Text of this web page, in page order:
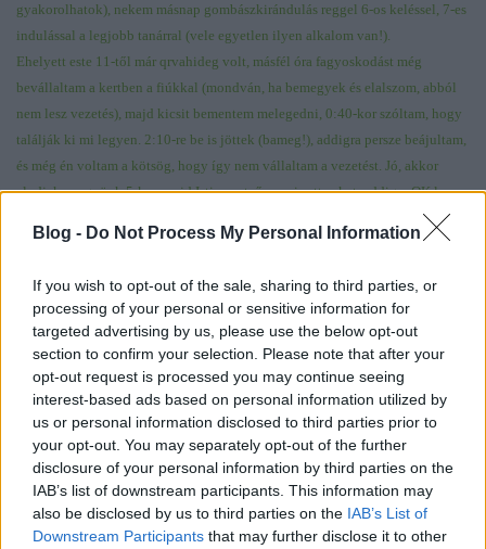
Blog - Do Not Process My Personal Information
If you wish to opt-out of the sale, sharing to third parties, or
processing of your personal or sensitive information for
targeted advertising by us, please use the below opt-out
section to confirm your selection. Please note that after your
opt-out request is processed you may continue seeing
interest-based ads based on personal information utilized by
us or personal information disclosed to third parties prior to
your opt-out. You may separately opt-out of the further
disclosure of your personal information by third parties on the
IAB’s list of downstream participants. This information may
also be disclosed by us to third parties on the IAB’s List of
Downstream Participants that may further disclose it to other
gyakorolhatok), nekem másnap gombászkirándulás reggel 6-os keléssel, 7-es
indulással a legjobb tanárral (vele egyetlen ilyen alkalom van!).
Ehelyett este 11-től már qrvahideg volt, másfél óra fagyoskodást még
bevállaltam a kertben a fiúkkal (mondván, ha bemegyek és elalszom, abból
nem lesz vezetés), majd kicsit bementem melegedni, 0:40-kor szóltam, hogy
találják ki mi legyen. 2:10-re be is jöttek (bameg!), addigra persze beájultam,
és még én voltam a kötsög, hogy így nem vállaltam a vezetést. Jó, akkor
aludjak, megyünk 5-kor, majd Isti vezet, ő nem ivott sokat, addigra OK lesz.
Erre 3:10-kor újra riadó, MOST indulunk, mert már nem bírják. Bameg 2.0!
Amitől meg lettem fosztva:
- 1 óra vezetés,
- egy éjszaka alvás,
és szerintem még kockáztattuk Isti jogsiját is :o(
Másfél órára meg már mazózás lefeküdni, most blogolok alvás helyett...
Kiutalok egy feketepontot, halmazati büntetés: számolja ki, hány kalória van
2 üveg borban és 6 felesben!